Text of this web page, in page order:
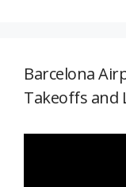
Barcelona
Takeoffs and